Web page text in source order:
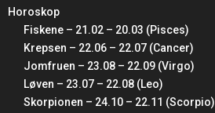
Horoskop
Fiskene – 21.02 – 20.03 (Pisces)
Krepsen – 22.06 – 22.07 (Cancer)
Jomfruen – 23.08 – 22.09 (Virgo)
Løven – 23.07 – 22.08 (Leo)
Skorpionen – 24.10 – 22.11 (Scorpio)